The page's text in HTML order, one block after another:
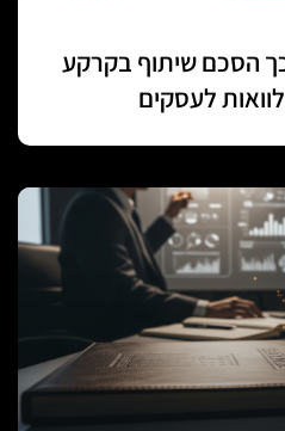
הסכם שיתוף בקרקע
לעסקים